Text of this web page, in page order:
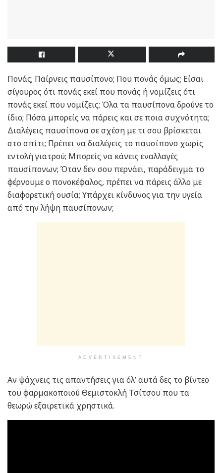
Πονάς; Παίρνεις παυσίπονο; Που πονάς όμως; Είσαι
σίγουρος ότι πονάς εκεί που πονάς ή νομίζεις ότι
πονάς εκεί που νομίζεις; Όλα τα παυσίπονα δρούνε το
ίδιο; Πόσα μπορείς να πάρεις και σε ποια συχνότητα;
Διαλέγεις παυσίπονα σε σχέση με τι σου βρίσκεται
στο σπίτι; Πρέπει να διαλέγεις το παυσίπονο χωρίς
εντολή γιατρού; Μπορείς να κάνεις εναλλαγές
παυσίπονων; Όταν δεν σου περνάει, παράδειγμα το
φέρνουμε ο πονοκέφαλος, πρέπει να πάρεις άλλο με
διαφορετική ουσία; Υπάρχει κίνδυνος για την υγεία
από την λήψη παυσίπονων;
ADVERTISEMENT
Αν ψάχνεις τις απαντήσεις για όλ’ αυτά δες το βίντεο
του φαρμακοποιού Θεμιστοκλή Τσίτσου που τα
θεωρώ εξαιρετικά χρηστικά.